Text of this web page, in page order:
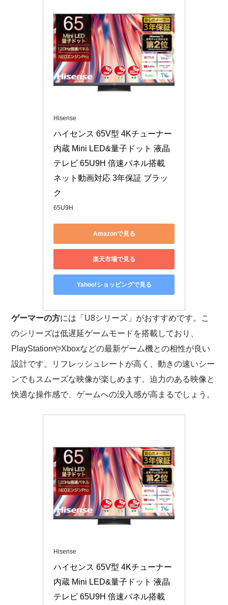
Hisense
ハイセンス 65V型 4Kチューナー
内蔵 Mini LED&量子ドット 液晶
テレビ 65U9H 倍速パネル搭載
ネット動画対応 3年保証 ブラッ
ク
65U9H
Amazonで見る
楽天市場で見る
Yahoo!ショッピングで見る
ゲーマーの方には「U8シリーズ」がおすすめです。こ
のシリーズは低遅延ゲームモードを搭載しており、
PlayStationやXboxなどの最新ゲーム機との相性が良い
設計です。リフレッシュレートが高く、動きの速いシー
ンでもスムーズな映像が楽しめます。迫力のある映像と
快適な操作感で、ゲームへの没入感が高まるでしょう。
Hisense
ハイセンス 65V型 4Kチューナー
内蔵 Mini LED&量子ドット 液晶
テレビ 65U9H 倍速パネル搭載